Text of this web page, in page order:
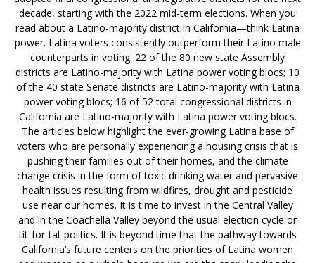
decade, starting with the 2022 mid-term elections. When you
read about a Latino-majority district in California—think Latina
power. Latina voters consistently outperform their Latino male
counterparts in voting: 22 of the 80 new state Assembly
districts are Latino-majority with Latina power voting blocs; 10
of the 40 state Senate districts are Latino-majority with Latina
power voting blocs; 16 of 52 total congressional districts in
California are Latino-majority with Latina power voting blocs.
The articles below highlight the ever-growing Latina base of
voters who are personally experiencing a housing crisis that is
pushing their families out of their homes, and the climate
change crisis in the form of toxic drinking water and pervasive
health issues resulting from wildfires, drought and pesticide
use near our homes. It is time to invest in the Central Valley
and in the Coachella Valley beyond the usual election cycle or
tit-for-tat politics. It is beyond time that the pathway towards
California’s future centers on the priorities of Latina women